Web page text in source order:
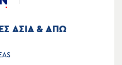
ΑΣΙΑ & ΑΠΩ